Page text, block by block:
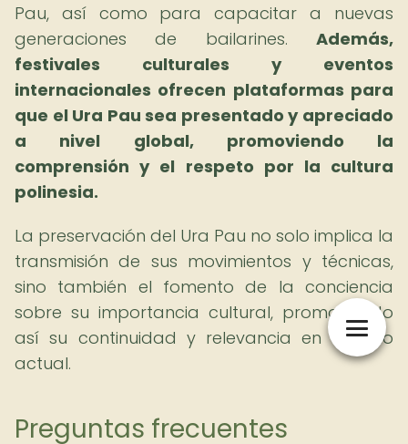
Pau, así como para capacitar a nuevas
generaciones de bailarines. Además,
festivales culturales y eventos
internacionales ofrecen plataformas para
que el Ura Pau sea presentado y apreciado
a nivel global, promoviendo la
comprensión y el respeto por la cultura
polinesia.
La preservación del Ura Pau no solo implica la
transmisión de sus movimientos y técnicas,
sino también el fomento de la conciencia
sobre su importancia cultural, promoviendo
así su continuidad y relevancia en el siglo
actual.
Preguntas frecuentes